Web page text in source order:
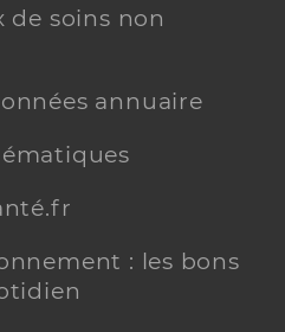
de soins non
annuaire
: les bons